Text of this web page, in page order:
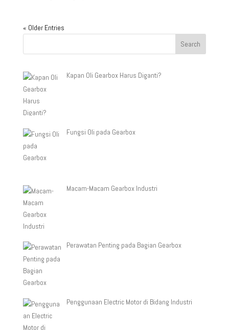
« Older Entries
Kapan Oli Gearbox Harus Diganti?
Fungsi Oli pada Gearbox
Macam-Macam Gearbox Industri
Perawatan Penting pada Bagian Gearbox
Penggunaan Electric Motor di Bidang Industri